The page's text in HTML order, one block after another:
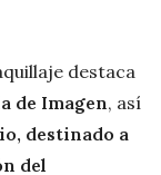
destaca
de Imagen, así
destinado a
del